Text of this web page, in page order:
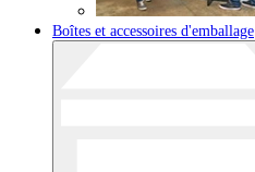
Boîtes et accessoires d'emballage